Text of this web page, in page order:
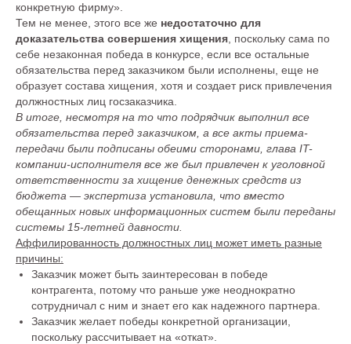
конкретную фирму».
Тем не менее, этого все же недостаточно для
доказательства совершения хищения , поскольку сама по
себе незаконная победа в конкурсе, если все остальные
обязательства перед заказчиком были исполнены, еще не
образует состава хищения, хотя и создает риск привлечения
должностных лиц госзаказчика.
В итоге, несмотря на то что подрядчик выполнил все
обязательства перед заказчиком, а все акты приема-
передачи были подписаны обеими сторонами, глава IT-
компании-исполнителя все же был привлечен к уголовной
ответственности за хищение денежных средств из
бюджета — экспертиза установила, что вместо
обещанных новых информационных систем были переданы
системы 15-летней давности.
Аффилированность должностных лиц может иметь разные
причины:
Заказчик может быть заинтересован в победе
контрагента, потому что раньше уже неоднократно
сотрудничал с ним и знает его как надежного партнера.
Заказчик желает победы конкретной организации,
поскольку рассчитывает на «откат».